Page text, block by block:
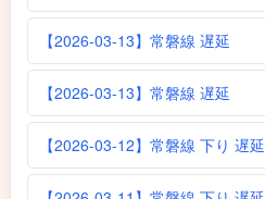
【2026-03-13】常磐線 遅延
【2026-03-13】常磐線 遅延
【2026-03-12】常磐線 下り 遅延